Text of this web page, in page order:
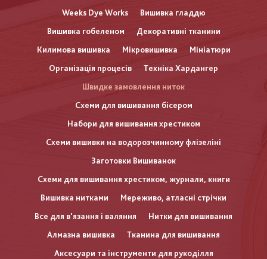
Weeks Dye Works
Вишивка гладдю
Вишивка гобеленом
Декоративні тканини
Килимова вишивка
Мікровишивка
Мініатюри
Організація процесів
Техніка Хардангер
Швидке замовлення ниток
Схеми для вишивання бісером
Набори для вишивання хрестиком
Схеми вишивки на водорозчинному флізеліні
Заготовки Вишиванок
Схеми для вишивання хрестиком, журнали, книги
Вишивка нитками
Мереживо, атласні стрічки
Все для в'язання і валяння
Нитки для вишивання
Алмазна вишивка
Тканина для вишивання
Аксесуари та інструменти для рукоділля